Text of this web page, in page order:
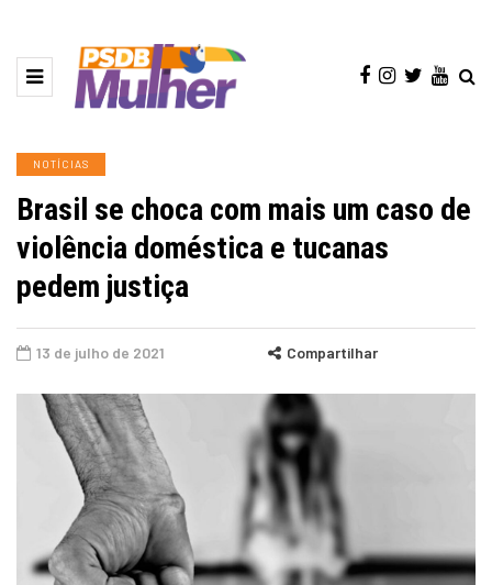
NOTÍCIAS
Brasil se choca com mais um caso de
violência doméstica e tucanas
pedem justiça
13 de julho de 2021 Compartilhar